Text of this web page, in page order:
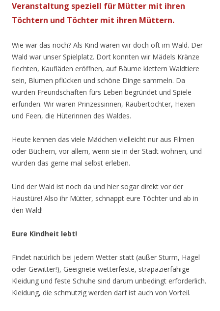
Veranstaltung speziell für Mütter mit ihren
Töchtern und Töchter mit ihren Müttern.
Wie war das noch? Als Kind waren wir doch oft im Wald. Der
Wald war unser Spielplatz. Dort konnten wir Mädels Kränze
flechten, Kaufläden eröffnen, auf Bäume klettern Waldtiere
sein, Blumen pflücken und schöne Dinge sammeln. Da
wurden Freundschaften fürs Leben begründet und Spiele
erfunden. Wir waren Prinzessinnen, Räubertöchter, Hexen
und Feen, die Hüterinnen des Waldes.
Heute kennen das viele Mädchen vielleicht nur aus Filmen
oder Büchern, vor allem, wenn sie in der Stadt wohnen, und
würden das gerne mal selbst erleben.
Und der Wald ist noch da und hier sogar direkt vor der
Haustüre! Also ihr Mütter, schnappt eure Töchter und ab in
den Wald!
Eure Kindheit lebt!
Findet natürlich bei jedem Wetter statt (außer Sturm, Hagel
oder Gewitter!), Geeignete wetterfeste, strapazierfähige
Kleidung und feste Schuhe sind darum unbedingt erforderlich.
Kleidung, die schmutzig werden darf ist auch von Vorteil.